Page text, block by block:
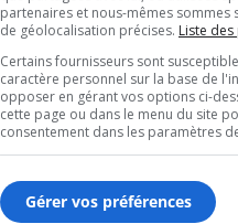
partenaires et nous-mêmes
de géolocalisation précises. Liste
Certains fournisseurs sont
caractère personnel sur la base de
opposer en gérant vos options ci-
cette page ou dans le menu du site
consentement dans les paramètres
Gérer vos préférences